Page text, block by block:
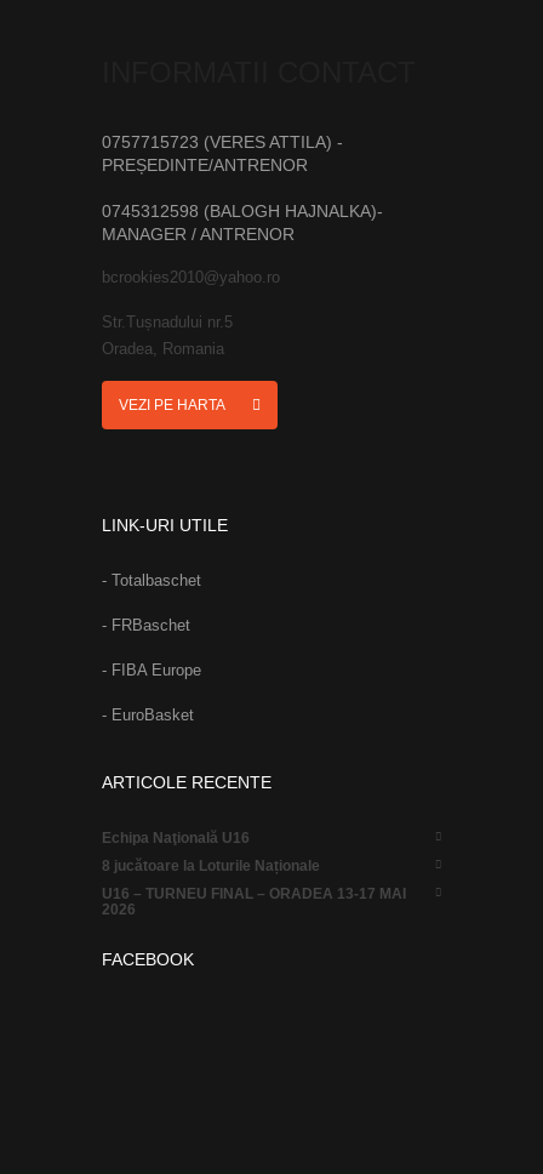
0757715723 (VERES ATTILA) -
PREȘEDINTE/ANTRENOR
0745312598 (BALOGH HAJNALKA)-
MANAGER / ANTRENOR
bcrookies2010@yahoo.ro
Str.Tușnadului nr.5
Oradea, Romania
VEZI PE HARTA
LINK-URI UTILE
- Totalbaschet
- FRBaschet
- FIBA Europe
- EuroBasket
ARTICOLE RECENTE
Echipa Naţională U16
8 jucătoare la Loturile Naționale
U16 – TURNEU FINAL – ORADEA 13-17 MAI
2026
FACEBOOK